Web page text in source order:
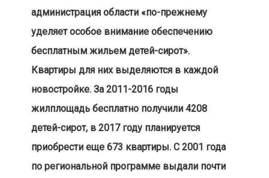
администрация области «по-прежнему
уделяет особое внимание обеспечению
бесплатным жильем детей-сирот».
Квартиры для них выделяются в каждой
новостройке. За 2011-2016 годы
жилплощадь бесплатно получили 4208
детей-сирот, в 2017 году планируется
приобрести еще 673 квартиры. С 2001 года
по региональной программе выдали почти